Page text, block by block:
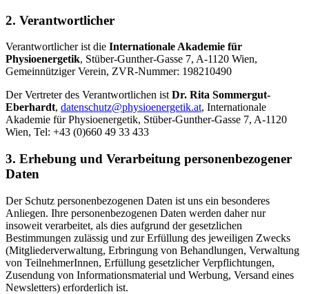
2. Verantwortlicher
Verantwortlicher ist die Internationale Akademie für
Physioenergetik, Stüber-Gunther-Gasse 7, A-1120 Wien,
Gemeinnütziger Verein, ZVR-Nummer: 198210490
Der Vertreter des Verantwortlichen ist Dr. Rita Sommergut-
Eberhardt, datenschutz@physioenergetik.at, Internationale
Akademie für Physioenergetik, Stüber-Gunther-Gasse 7, A-1120
Wien, Tel: +43 (0)660 49 33 433
3. Erhebung und Verarbeitung personenbezogener
Daten
Der Schutz personenbezogenen Daten ist uns ein besonderes
Anliegen. Ihre personenbezogenen Daten werden daher nur
insoweit verarbeitet, als dies aufgrund der gesetzlichen
Bestimmungen zulässig und zur Erfüllung des jeweiligen Zwecks
(Mitgliederverwaltung, Erbringung von Behandlungen, Verwaltung
von TeilnehmerInnen, Erfüllung gesetzlicher Verpflichtungen,
Zusendung von Informationsmaterial und Werbung, Versand eines
Newsletters) erforderlich ist.